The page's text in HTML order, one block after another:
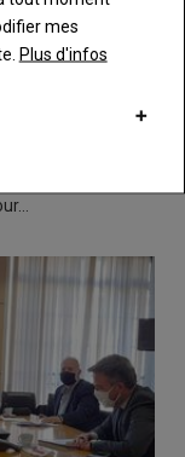
se sont
mes
Plus d'infos